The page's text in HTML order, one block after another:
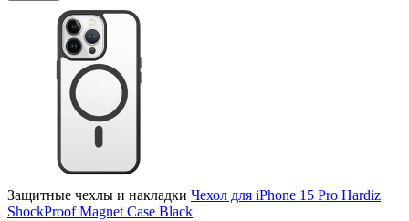
Защитные чехлы и накладки Чехол для iPhone 15 Pro Hardiz
ShockProof Magnet Case Black